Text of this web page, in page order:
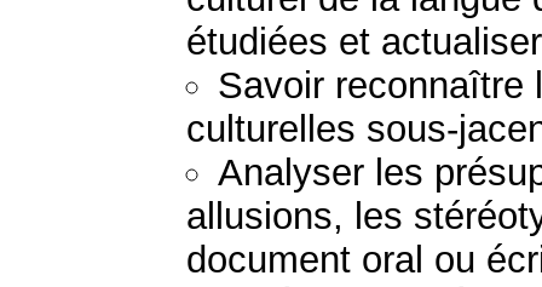
étudiées et
Savoir reconnaître
culturelles sous-
Analyser les
allusions, les
document oral ou